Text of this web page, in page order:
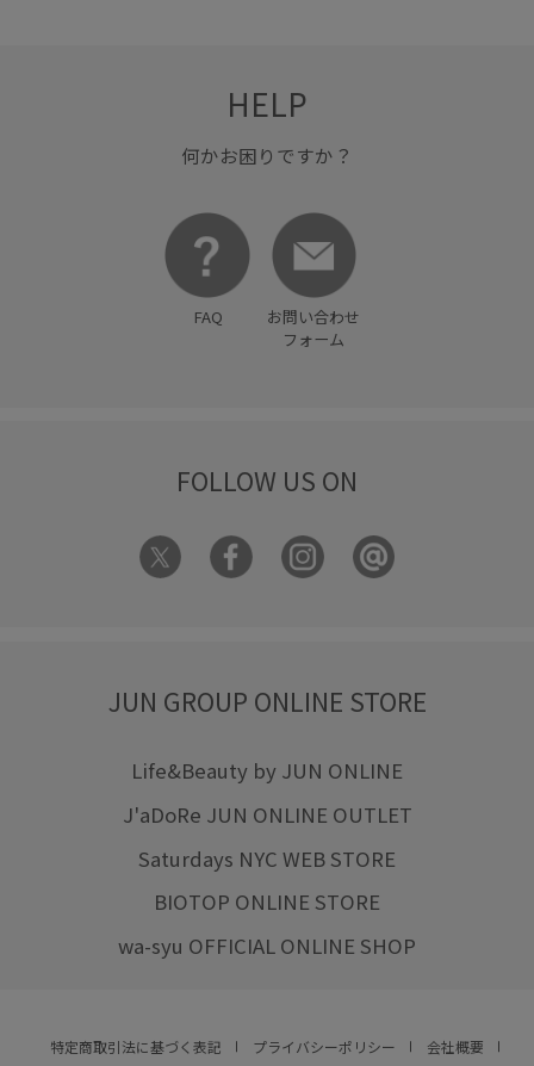
HELP
何かお困りですか？
FAQ
お問い合わせ
フォーム
FOLLOW US ON
JUN GROUP ONLINE STORE
Life&Beauty by JUN ONLINE
J'aDoRe JUN ONLINE OUTLET
Saturdays NYC WEB STORE
BIOTOP ONLINE STORE
wa-syu OFFICIAL ONLINE SHOP
特定商取引法に基づく表記 プライバシーポリシー
会社概要